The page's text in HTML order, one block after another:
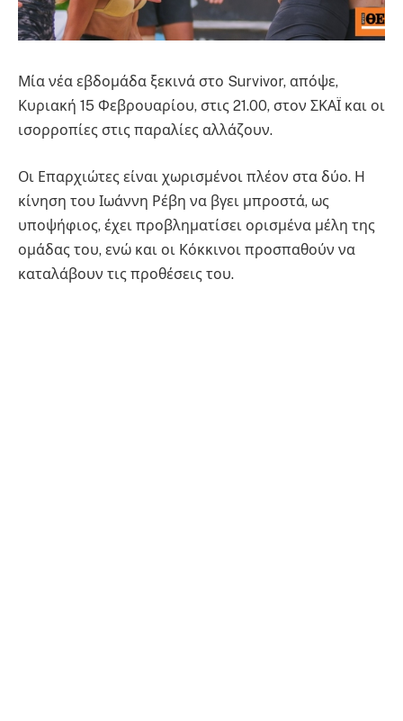
Μία νέα εβδομάδα ξεκινά στο Survivor, απόψε,
Κυριακή 15 Φεβρουαρίου, στις 21.00, στον ΣΚΑΪ και οι
ισορροπίες στις παραλίες αλλάζουν.
Οι Επαρχιώτες είναι χωρισμένοι πλέον στα δύο. Η
κίνηση του Ιωάννη Ρέβη να βγει μπροστά, ως
υποψήφιος, έχει προβληματίσει ορισμένα μέλη της
ομάδας του, ενώ και οι Κόκκινοι προσπαθούν να
καταλάβουν τις προθέσεις του.